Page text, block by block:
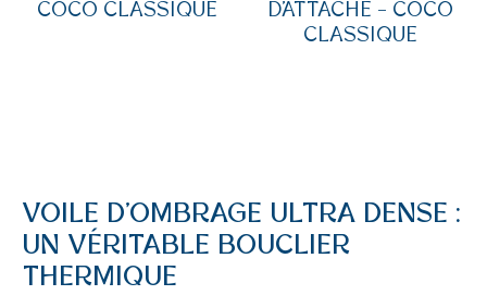
COCO CLASSIQUE
D’ATTACHE – COCO
CLASSIQUE
VOILE D’OMBRAGE ULTRA DENSE :
UN VÉRITABLE BOUCLIER
THERMIQUE